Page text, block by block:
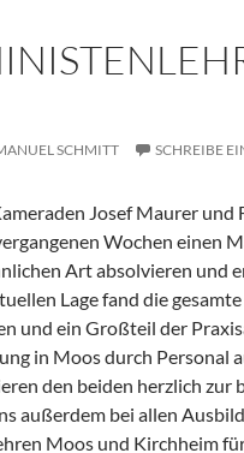
SCHMITT SCHREIBE
Josef Maurer und
Wochen einen
Art absolvieren und
Lage fand die
und ein Großteil der
in Moos durch Personal
den beiden herzlich zur
außerdem bei allen
Moos und Kirchheim